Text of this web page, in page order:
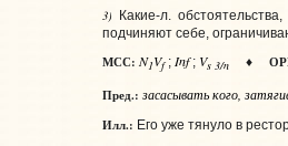
3) Какие‑л.
подчиняют себе,
МСС: N1Vf;Inf;Vs 3/n ♦
Пред.: засасыватького,
Илл.: Его уже тянуло в